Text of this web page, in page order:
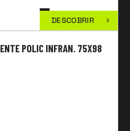
DESCOBRIR
POLIC INFRAN. 75X98